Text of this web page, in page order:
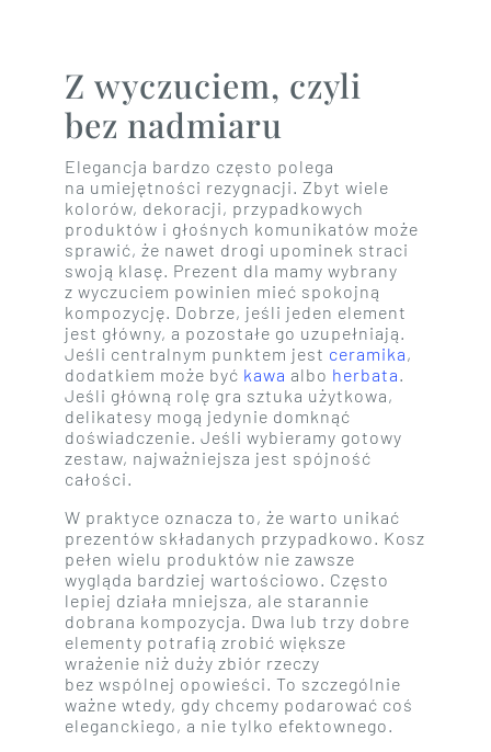
Z wyczuciem, czyli
bez nadmiaru
Elegancja bardzo często polega
na umiejętności rezygnacji. Zbyt wiele
kolorów, dekoracji, przypadkowych
produktów i głośnych komunikatów może
sprawić, że nawet drogi upominek straci
swoją klasę. Prezent dla mamy wybrany
z wyczuciem powinien mieć spokojną
kompozycję. Dobrze, jeśli jeden element
jest główny, a pozostałe go uzupełniają.
Jeśli centralnym punktem jest ceramika,
dodatkiem może być kawa albo herbata.
Jeśli główną rolę gra sztuka użytkowa,
delikatesy mogą jedynie domknąć
doświadczenie. Jeśli wybieramy gotowy
zestaw, najważniejsza jest spójność
całości.
W praktyce oznacza to, że warto unikać
prezentów składanych przypadkowo. Kosz
pełen wielu produktów nie zawsze
wygląda bardziej wartościowo. Często
lepiej działa mniejsza, ale starannie
dobrana kompozycja. Dwa lub trzy dobre
elementy potrafią zrobić większe
wrażenie niż duży zbiór rzeczy
bez wspólnej opowieści. To szczególnie
ważne wtedy, gdy chcemy podarować coś
eleganckiego, a nie tylko efektownego.